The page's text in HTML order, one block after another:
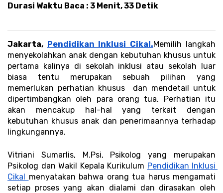
Durasi Waktu Baca : 3 Menit, 33 Detik
Jakarta, Pendidikan Inklusi Cikal.Memilih langkah
menyekolahkan anak dengan kebutuhan khusus untuk
pertama kalinya di sekolah inklusi atau sekolah luar
biasa tentu merupakan sebuah pilihan yang
memerlukan perhatian khusus  dan mendetail untuk
dipertimbangkan oleh para orang tua. Perhatian itu
akan mencakup hal-hal yang terkait dengan
kebutuhan khusus anak dan penerimaannya terhadap
lingkungannya.
Vitriani Sumarlis, M.Psi, Psikolog yang merupakan
Psikolog dan Wakil Kepala Kurikulum Pendidikan Inklusi
Cikal menyatakan bahwa orang tua harus mengamati
setiap proses yang akan dialami dan dirasakan oleh